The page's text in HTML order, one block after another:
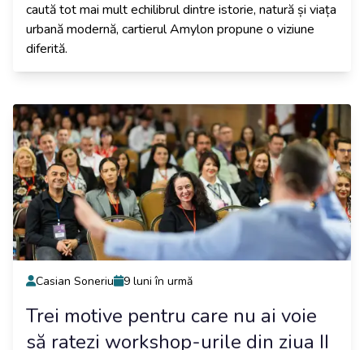
caută tot mai mult echilibrul dintre istorie, natură și viața
urbană modernă, cartierul Amylon propune o viziune
diferită.
Casian Soneriu 9 luni în urmă
Trei motive pentru care nu ai voie
să ratezi workshop-urile din ziua II